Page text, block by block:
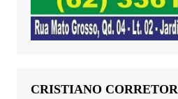
CRISTIANO CORRETOR